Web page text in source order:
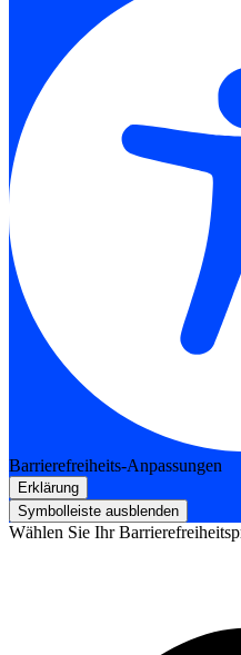
Barrierefreiheits-Anpassungen
Erklärung
Symbolleiste ausblenden
Wählen Sie Ihr